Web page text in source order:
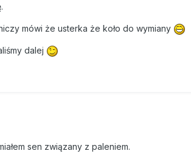
mówi że usterka że koło do wymiany
dalej
sen związany z paleniem.